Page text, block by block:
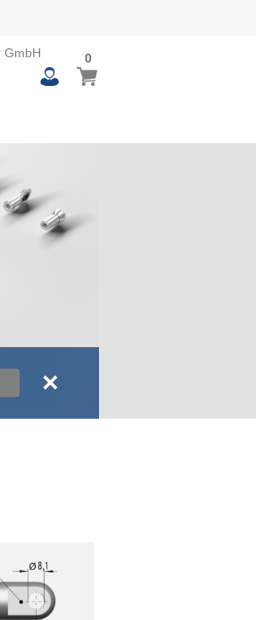
GmbH
Mein Warenkorb
00
items
×